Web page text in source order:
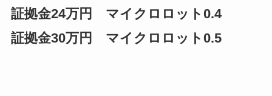
証拠金24万円 マイクロロット0.4
証拠金30万円 マイクロロット0.5